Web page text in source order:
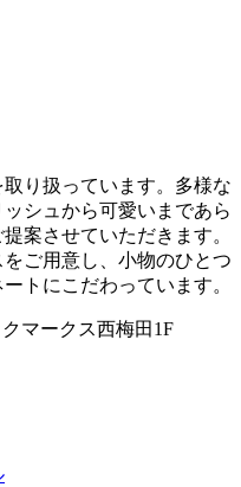
り扱っています。多様な
シュから可愛いまであら
案させていただきます。
ご用意し、小物のひとつ
トにこだわっています。
マークス西梅田1F